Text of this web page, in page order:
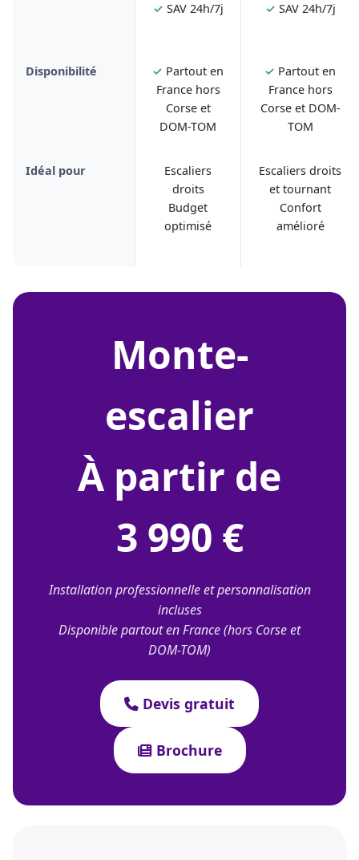
✓ SAV 24h/7j
✓ SAV 24h/7j
Disponibilité ✓ Partout en
France hors
Corse et
DOM-TOM
✓ Partout en
France hors
Corse et DOM-
TOM
Idéal pour
Escaliers
droits
Budget
optimisé
Escaliers droits
et tournant
Confort
amélioré
monte-
escalier
À partir de
3 990 €
Installation professionnelle et personnalisation
incluses
Disponible partout en France (hors Corse et
DOM-TOM)
Devis gratuit
Brochure